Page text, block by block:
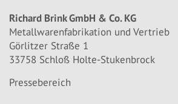
Richard Brink GmbH & Co. KG
Metallwarenfabrikation und Vertrieb
Görlitzer Straße 1
33758 Schloß Holte-Stukenbrock
Pressebereich